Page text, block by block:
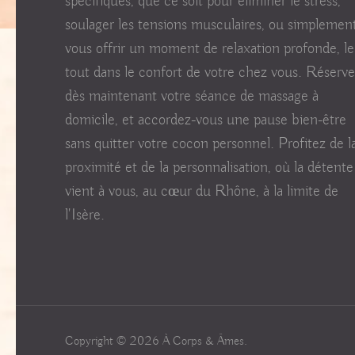
soulager les tensions musculaires, ou
vous offrir un moment de relaxation profonde, le
tout dans le confort de votre chez vous.
dès maintenant votre séance de massage à
domicile, et accordez-vous une pause bien-être
sans quitter votre cocon personnel. Profitez de
proximité et de la personnalisation, où la détente
vient à vous, au cœur du Rhône, à la limite de
l'Isère.
Copyright © 2026 À Corps & Âmes.